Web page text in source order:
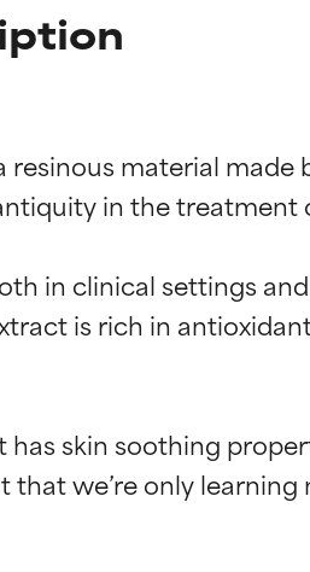
resinous material
in the treatment
in clinical settings
is rich in
skin soothing
we’re only
af uafhængige studier.
af uafhængige studier.